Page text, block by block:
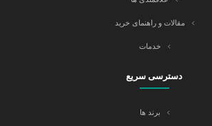
مقالات و راهنمای خرید
خدمات
دسترسی سریع
برند ها